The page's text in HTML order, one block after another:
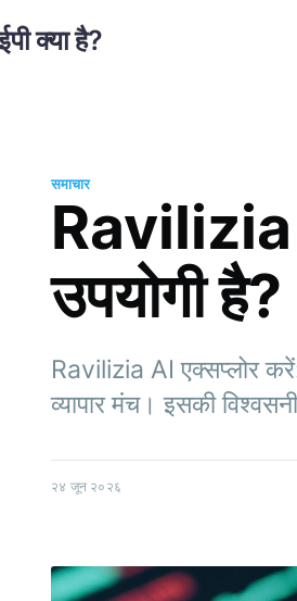
क्या है?
समाचार
Ravilizia
उपयोगी है?
Ravilizia AI एक्सप्लोर
व्यापार मंच। इसकी
२४ जून २०२६